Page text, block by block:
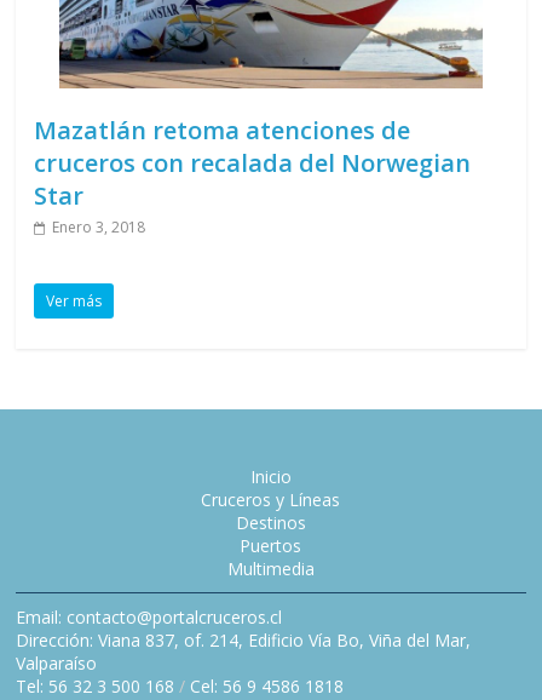
Mazatlán retoma atenciones de
cruceros con recalada del Norwegian
Star
Enero 3, 2018
Ver más
Inicio
Cruceros y Líneas
Destinos
Puertos
Multimedia
Email: contacto@portalcruceros.cl
Dirección: Viana 837, of. 214, Edificio Vía Bo, Viña del Mar,
Valparaíso
Tel: 56 32 3 500 168 / Cel: 56 9 4586 1818